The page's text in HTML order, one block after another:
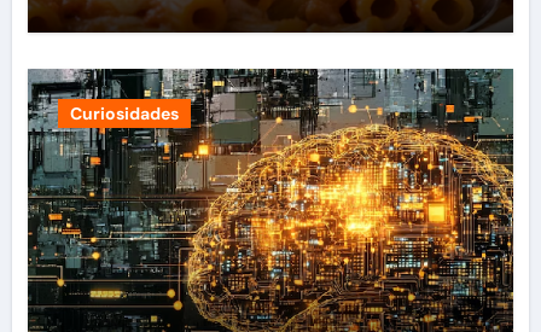
Curiosidades